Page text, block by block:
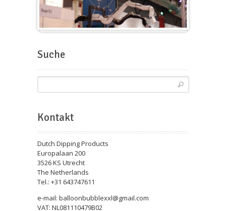
Suche
Kontakt
Dutch Dipping Products
Europalaan 200
3526 KS Utrecht
The Netherlands
Tel.: +31 643747611
e-mail: balloonbubblexxl@gmail.com
VAT: NL081110479B02